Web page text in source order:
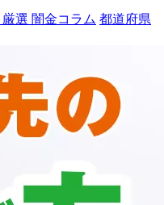
厳選 闇金コラム 都道府県